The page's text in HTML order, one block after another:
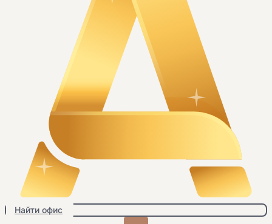
Найти офис